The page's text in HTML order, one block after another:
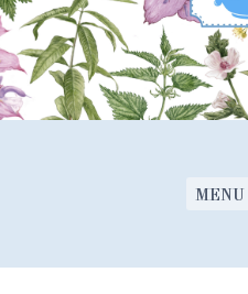
MENU